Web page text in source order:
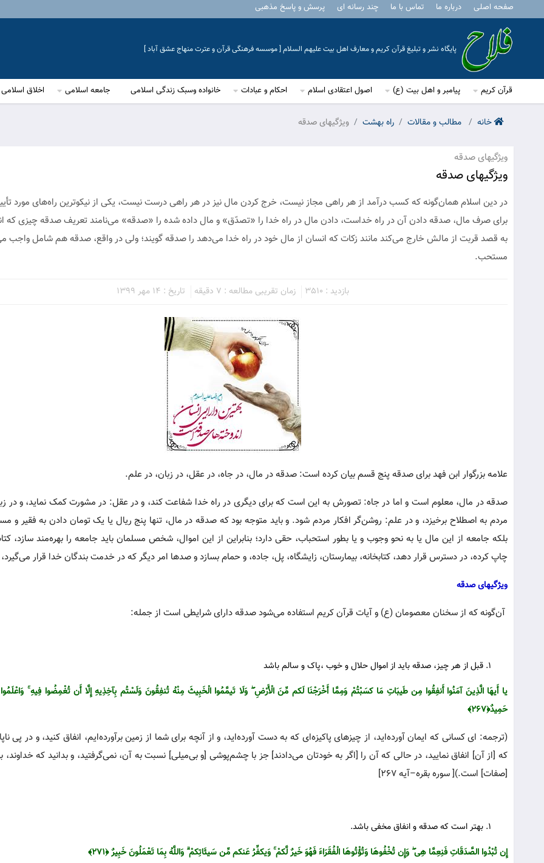
صفحه اصلی درباره ما تماس با ما چند رسانه ای پرسش و پاسخ مذهبی
پایگاه نشر و تبلیغ قرآن کریم و معارف اهل بیت علیهم السلام [ موسسه فرهنگی قرآن و عترت منهاج عشق آباد ]
قرآن کریم پیامبر و اهل بیت (ع) اصول اعتقادی اسلام احکام و عبادات خانواده وسبک زندگی اسلامی جامعه اسلامی اخلاق اسلامی
خانه مطالب و مقالات راه بهشت ویژگیهای صدقه
ویژگیهای صدقه
ویژگیهای صدقه
‌در دین اسلام همان‌گونه که کسب درآمد از هر راهی مجاز نیست، خرج کردن مال نیز در هر راهی درست نیست، یکی از نیکوترین راه‌های مورد
برای صرف مال، صدقه دادن آن در راه خداست، دادن مال در راه خدا را «تصدّق» و مال داده شده را «صدقه» می‌نامند تعریف صدقه چیزی که
به قصد قربت از مالش خارج می‌کند مانند زکات که انسان از مال خود در راه خدا می‌دهد را صدقه گویند؛ ولی در واقع، صدقه هم شامل واجب
مستحب.
بازدید : 3510 زمان تقریبی مطالعه : 7 دقیقه تاریخ : 14 مهر 1399
علامه بزرگوار ابن فهد برای صدقه پنج قسم بیان کرده است: صدقه در مال، در جاه، در عقل، در زبان، ‌در علم.
صدقه در مال، معلوم است و اما در جاه: تصورش به این است که برای دیگری در راه خدا شفاعت کند، و در عقل: در مشورت کمک نماید، و در
مردم به اصطلاح برخیزد، و در علم: روشن‌گر افکار مردم شود. و باید متوجه بود که صدقه در مال، تنها پنج ریال یا یک تومان دادن به فقیر و
بلکه جامعه از این مال یا به نحو وجوب و یا بطور استحباب، حقی دارد؛ بنابراین از این اموال، شخص مسلمان باید جامعه را بهره‌مند سازد،
چاپ کرده، در دسترس قرار دهد، کتابخانه، بیمارستان، زایشگاه، پل، جاده، و حمام بسازد و صدها امر دیگر که در خدمت بندگان خدا قرار
ویژگیهای صدقه
آن‌گونه که از سخنان معصومان (ع) و آیات قرآن کریم استفاده می‌شود صدقه دارای شرایطی است از جمله:
قبل از هر چیز، صدقه باید از اموال حلال و خوب ،پاک و سالم باشد
یا أَیهَا الَّذِینَ آمَنُوا أَنفِقُوا مِن طَیبَاتِ مَا کسَبْتُمْ وَمِمَّا أَخْرَ‌جْنَا لَکم مِّنَ الْأَرْ‌ضِ ۖ وَلَا تَیمَّمُوا الْخَبِیثَ مِنْهُ تُنفِقُونَ وَلَسْتُم بِآخِذِیهِ إِلَّا أَن تُغْمِضُوا فِیهِ
حَمِیدٌ﴿۲۶۷﴾
(ترجمه: ای کسانی که ایمان آورده‌اید، از چیزهای پاکیزه‌ای که به دست آورده‌اید، و از آنچه برای شما از زمین برآورده‌ایم، انفاق کنید، و در پی
که [از آن‌] انفاق نمایید، در حالی که آن را [اگر به خودتان می‌دادند] جز با چشم‌پوشی [و بی‌میلی‌] نسبت به آن، نمی‌گرفتید، و بدانید که خداوند،
[صفات‌] است.)[ سوره بقره–آیه ۲۶۷]
بهتر است که صدقه و انفاق مخفی باشد.
إِن تُبْدُوا الصَّدَقَاتِ فَنِعِمَّا هِی ۖ وَإِن تُخْفُوهَا وَتُؤْتُوهَا الْفُقَرَ‌اءَ فَهُوَ خَیرٌ لَّکمْ ۚ وَیکفِّرُ عَنکم مِّن سَیئَاتِکمْ ۗ وَاللَّهُ بِمَا تَعْمَلُونَ خَبِیرٌ ﴿۲۷۱﴾